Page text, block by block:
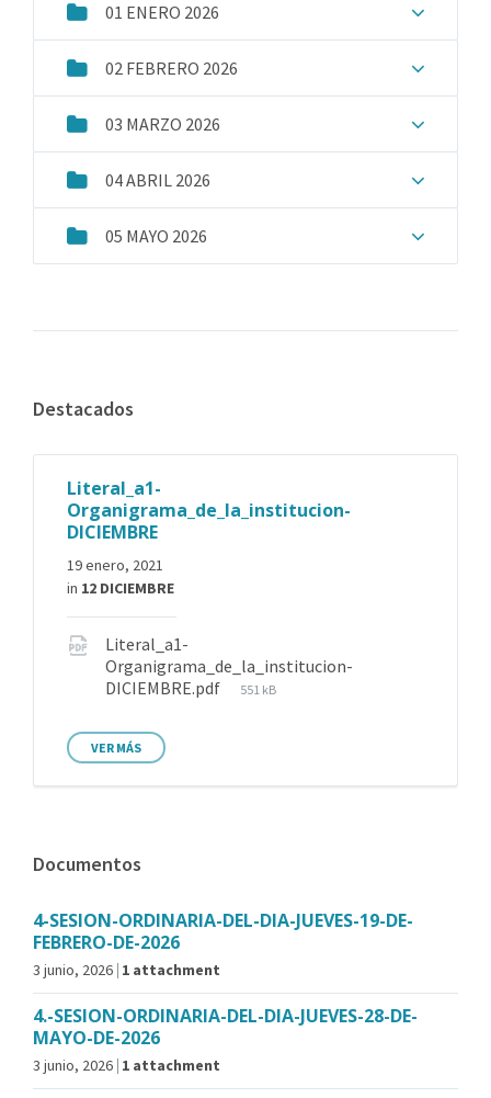
01 ENERO 2026
02 FEBRERO 2026
03 MARZO 2026
04 ABRIL 2026
05 MAYO 2026
Destacados
Literal_a1-
Organigrama_de_la_institucion-
DICIEMBRE
19 enero, 2021
in 12 DICIEMBRE
Literal_a1-
Organigrama_de_la_institucion-
DICIEMBRE.pdf
551 kB
VER MÁS
Documentos
4-SESION-ORDINARIA-DEL-DIA-JUEVES-19-DE-
FEBRERO-DE-2026
3 junio, 2026 1 attachment
4.-SESION-ORDINARIA-DEL-DIA-JUEVES-28-DE-
MAYO-DE-2026
3 junio, 2026 1 attachment